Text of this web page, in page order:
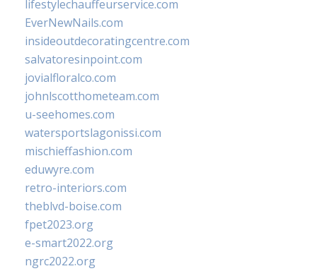
lifestylechauffeurservice.com
EverNewNails.com
insideoutdecoratingcentre.com
salvatoresinpoint.com
jovialfloralco.com
johnlscotthometeam.com
u-seehomes.com
watersportslagonissi.com
mischieffashion.com
eduwyre.com
retro-interiors.com
theblvd-boise.com
fpet2023.org
e-smart2022.org
ngrc2022.org